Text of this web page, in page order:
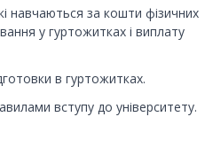
навчаються за кошти фізичних
у гуртожитках і виплату
в гуртожитках.
вступу до університету.